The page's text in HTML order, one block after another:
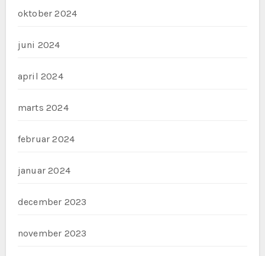
oktober 2024
juni 2024
april 2024
marts 2024
februar 2024
januar 2024
december 2023
november 2023